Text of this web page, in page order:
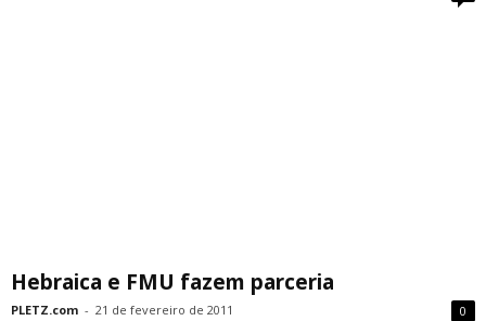
Hebraica e FMU fazem parceria
PLETZ.com - 21 de fevereiro de 2011 0